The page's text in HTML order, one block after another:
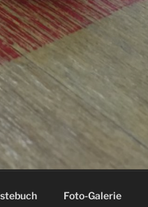
Foto-Galerie